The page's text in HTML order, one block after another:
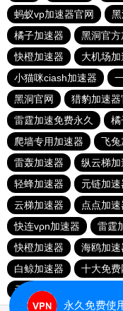
蚂蚁vp加速器官网
橘子加速器
黑洞官方
快橙加速器
大机场加
小猫咪ciash加速器
黑洞官网
猎豹加速器
雷霆加速免费永久
橘
爬墙专用加速器
飞兔
雷轰加速器
纵云梯加
轻蜂加速器
元链加速
云梯加速器
点点加速
快连vρn加速器
雷霆
快橙加速器
海鸥加速
白鲸加速器
十大免
元链加速器
永久免费使